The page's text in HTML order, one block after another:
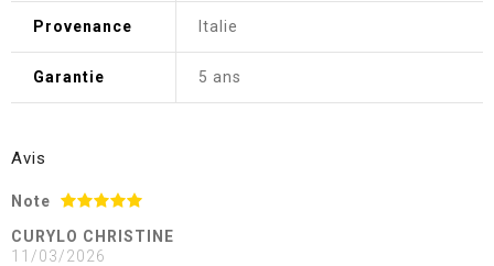
Provenance Italie
Garantie 5 ans
Avis
Note
CURYLO CHRISTINE
11/03/2026